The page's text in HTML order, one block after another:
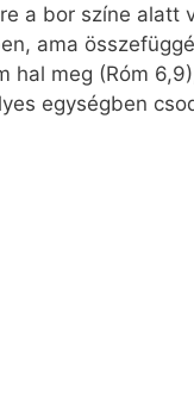
a bor színe
ama
hal meg (Róm
egységben